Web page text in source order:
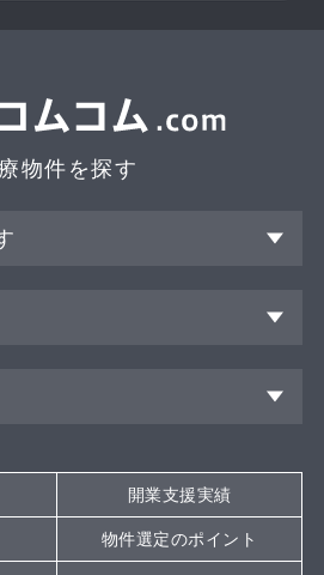
物件を探す
開業支援実績
物件選定のポイント